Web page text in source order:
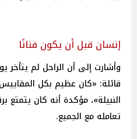
إنسان قبل أن يكون فنانًا
وأشارت إلى أن الراحل لم
قائلة: «كان عظيم بكل
النبيلة»، مؤكدة أنه كان يتمتع
تعامله مع الجميع.